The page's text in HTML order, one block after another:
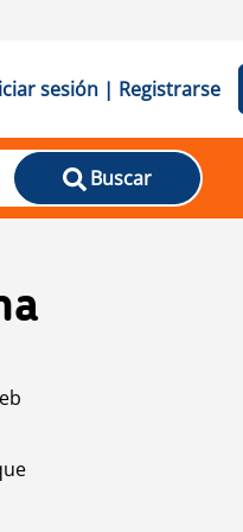
sesión | Registrarse
Buscar